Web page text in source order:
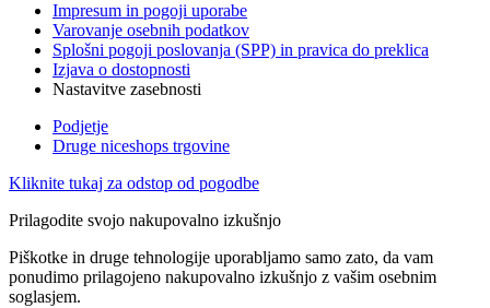
Impresum in pogoji uporabe
Varovanje osebnih podatkov
Splošni pogoji poslovanja (SPP) in pravica do preklica
Izjava o dostopnosti
Nastavitve zasebnosti
Podjetje
Druge niceshops trgovine
Kliknite tukaj za odstop od pogodbe
Prilagodite svojo nakupovalno izkušnjo
Piškotke in druge tehnologije uporabljamo samo zato, da vam
ponudimo prilagojeno nakupovalno izkušnjo z vašim osebnim
soglasjem.